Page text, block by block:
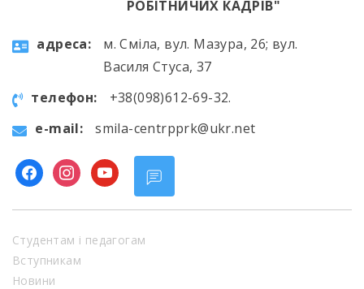
РОБІТНИЧИХ КАДРІВ"
aдресa:
м. Сміла, вул. Мазура, 26; вул.
Василя Стуса, 37
телефон:
+38(098)612-69-32.
e-mail:
smila-centrpprk@ukr.net
facebookinstagram
youtube
Студентам і педагогам
Вступникам
Новини